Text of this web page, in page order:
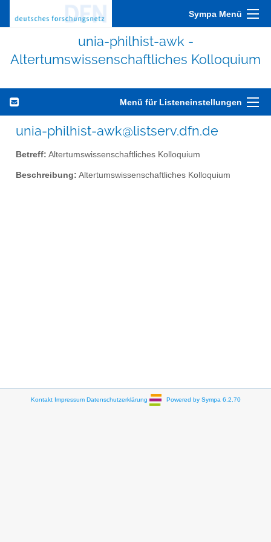
Sympa Menü
unia-philhist-awk -
Altertumswissenschaftliches Kolloquium
Menü für Listeneinstellungen
unia-philhist-awk@listserv.dfn.de
Betreff: Altertumswissenschaftliches Kolloquium
Beschreibung: Altertumswissenschaftliches Kolloquium
Kontakt Impressum Datenschutzerklärung Powered by Sympa 6.2.70